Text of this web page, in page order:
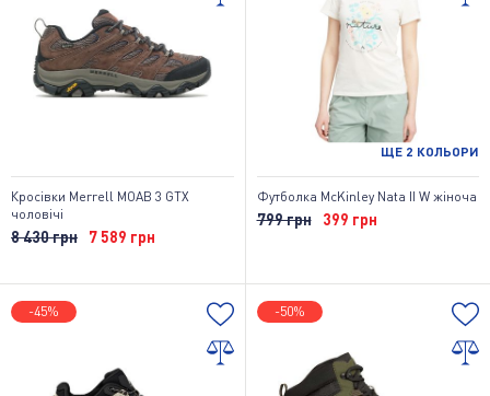
Кросівки Merrell MOAB 3 GTX
чоловічі
8 430 грн 7 589 грн
ЩЕ 2 КОЛЬОРИ
Футболка McKinley Nata II W жіноча
799 грн 399 грн
-45% -50%